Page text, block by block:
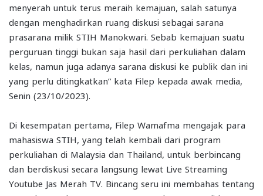
menyerah untuk terus meraih kemajuan, salah satunya
dengan menghadirkan ruang diskusi sebagai sarana
prasarana milik STIH Manokwari. Sebab kemajuan suatu
perguruan tinggi bukan saja hasil dari perkuliahan dalam
kelas, namun juga adanya sarana diskusi ke publik dan ini
yang perlu ditingkatkan” kata Filep kepada awak media,
Senin (23/10/2023).
Di kesempatan pertama, Filep Wamafma mengajak para
mahasiswa STIH, yang telah kembali dari program
perkuliahan di Malaysia dan Thailand, untuk berbincang
dan berdiskusi secara langsung lewat Live Streaming
Youtube Jas Merah TV. Bincang seru ini membahas tentang